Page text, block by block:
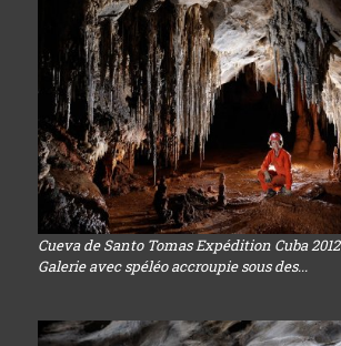
Cueva de Santo Tomas Expédition Cuba
Galerie avec spéléo accroupie sous des...